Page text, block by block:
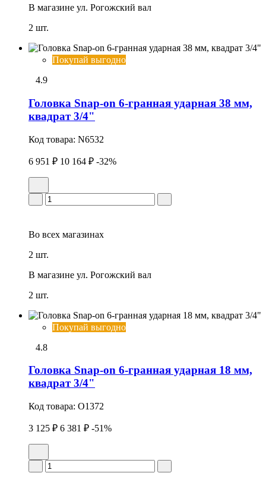
В магазине ул. Рогожский вал
2 шт.
Покупай выгодно
4.9
Головка Snap-on 6-гранная ударная 38 мм,
квадрат 3/4"
Код товара: N6532
6 951 ₽ 10 164 ₽ -32%
Во всех магазинах
2 шт.
В магазине ул. Рогожский вал
2 шт.
Покупай выгодно
4.8
Головка Snap-on 6-гранная удаpная 18 мм,
квадрат 3/4"
Код товара: O1372
3 125 ₽ 6 381 ₽ -51%